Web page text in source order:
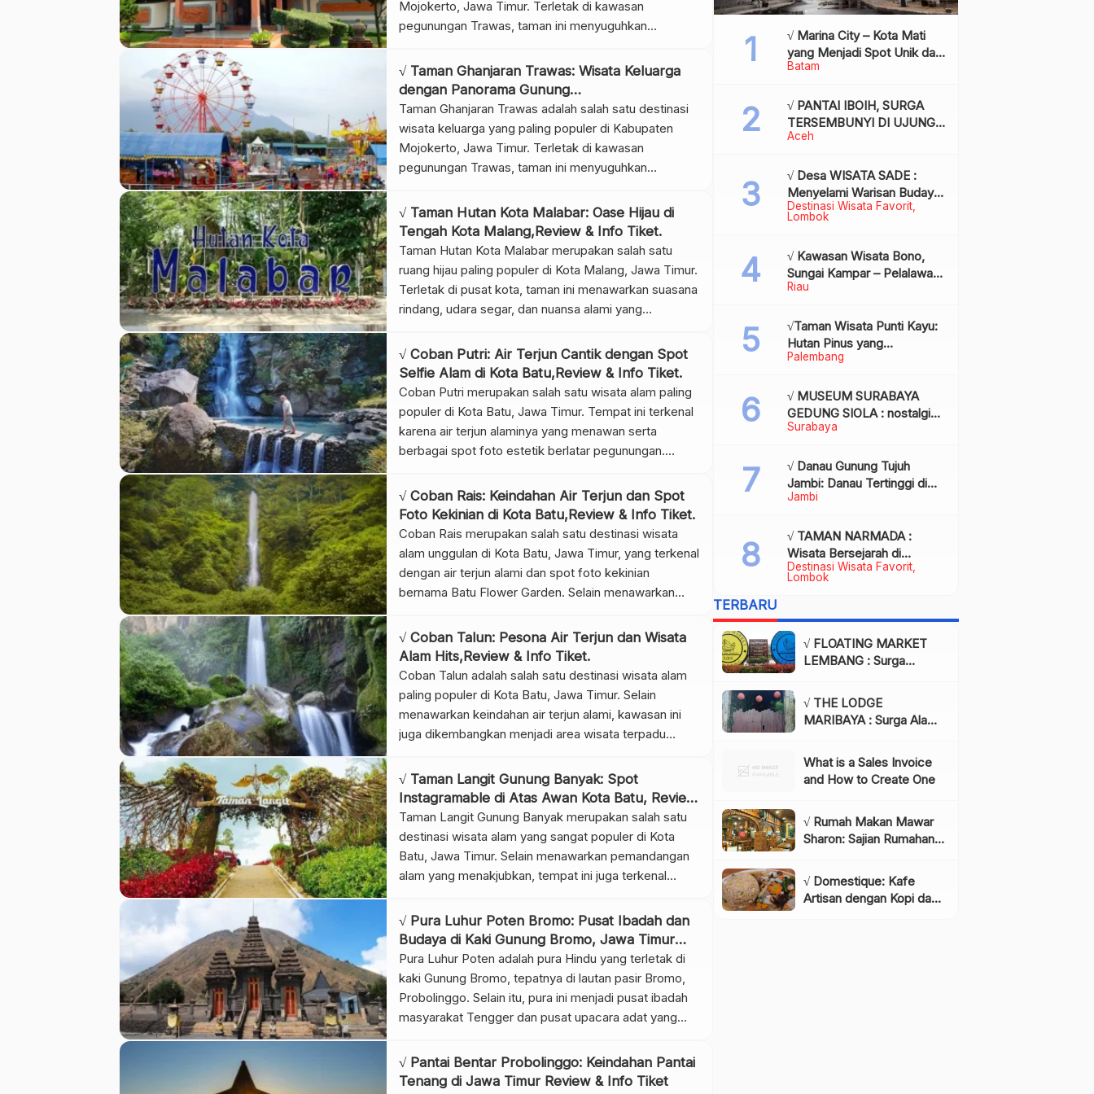
Mojokerto, Jawa Timur. Terletak di kawasan
pegunungan Trawas, taman ini menyuguhkan
segar, dan berbagai wahana rekreasi yang
menyenangkan. Selain itu, pengunjung juga akan
disambut oleh panorama Gunung Penanggungan dan
Gunung Welirang yang tampak megah di […]
√ Taman Ghanjaran Trawas: Wisata Keluarga
dengan Panorama Gunung
Penanggungan,Review & Info Tiket
Taman Ghanjaran Trawas adalah salah satu destinasi
wisata keluarga yang paling populer di Kabupaten
Mojokerto, Jawa Timur. Terletak di kawasan
pegunungan Trawas, taman ini menyuguhkan
segar, dan berbagai wahana rekreasi yang
menyenangkan. Selain itu, pengunjung juga akan
disambut oleh panorama Gunung Penanggungan dan
Gunung Welirang yang tampak megah di […]
√ Taman Hutan Kota Malabar: Oase Hijau di
Tengah Kota Malang,Review & Info Tiket.
Taman Hutan Kota Malabar merupakan salah satu
ruang hijau paling populer di Kota Malang, Jawa Timur.
Terletak di pusat kota, taman ini menawarkan suasana
rindang, udara segar, dan nuansa alami yang
tempat favorit bagi warga untuk berolahraga,
bersantai, atau sekadar menikmati udara pagi.
Menariknya, meskipun berada di tengah […]
√ Coban Putri: Air Terjun Cantik dengan Spot
Selfie Alam di Kota Batu,Review & Info Tiket.
Coban Putri merupakan salah satu wisata alam paling
populer di Kota Batu, Jawa Timur. Tempat ini terkenal
karena air terjun alaminya yang menawan serta
berbagai spot foto estetik berlatar pegunungan.
Coban Putri menawarkan suasana tenang, udara
sejuk, dan panorama hijau yang menenangkan. Selain
itu, keindahan alamnya berpadu dengan […]
√ Coban Rais: Keindahan Air Terjun dan Spot
Foto Kekinian di Kota Batu,Review & Info Tiket.
Coban Rais merupakan salah satu destinasi wisata
alam unggulan di Kota Batu, Jawa Timur, yang terkenal
dengan air terjun alami dan spot foto kekinian
bernama Batu Flower Garden. Selain menawarkan
tempat favorit bagi wisatawan yang gemar
berpetualang dan berfoto. Tidak hanya itu, suasana
sejuk khas pegunungan dan panorama […]
√ Coban Talun: Pesona Air Terjun dan Wisata
Alam Hits,Review & Info Tiket.
Coban Talun adalah salah satu destinasi wisata alam
paling populer di Kota Batu, Jawa Timur. Selain
menawarkan keindahan air terjun alami, kawasan ini
juga dikembangkan menjadi area wisata terpadu
berbentuk dome atau apache camp. Tidak hanya itu,
udara sejuk khas pegunungan dan suasana hutan
pinus yang asri […]
√ Taman Langit Gunung Banyak: Spot
Instagramable di Atas Awan Kota Batu, Review
& Info Tiket.
Taman Langit Gunung Banyak merupakan salah satu
destinasi wisata alam yang sangat populer di Kota
Batu, Jawa Timur. Selain menawarkan pemandangan
alam yang menakjubkan, tempat ini juga terkenal
membawa pengunjung berada di atas awan. Tidak
hanya itu, lokasinya yang berada di dataran tinggi
membuat udara di kawasan ini […]
√ Pura Luhur Poten Bromo: Pusat Ibadah dan
Budaya di Kaki Gunung Bromo, Jawa Timur
Review & Info Tiket Facebook Twitter
Whatsapp Pinterest
Pura Luhur Poten adalah pura Hindu yang terletak di
kaki Gunung Bromo, tepatnya di lautan pasir Bromo,
Probolinggo. Selain itu, pura ini menjadi pusat ibadah
masyarakat Tengger dan pusat upacara adat yang
kombinasi unik antara spiritualitas, budaya, dan
keindahan alam pegunungan. Tidak hanya itu,
√ Pantai Bentar Probolinggo: Keindahan Pantai
Tenang di Jawa Timur Review & Info Tiket
Batam
√ Marina City – Kota Mati
yang Menjadi Spot Unik dan
Bersejarah di Batam,
Aceh
√ PANTAI IBOIH, SURGA
TERSEMBUNYI DI UJUNG
BARAT INDONESIA
Destinasi Wisata Favorit
Lombok
√ Desa WISATA SADE :
Menyelami Warisan Budaya
Suku Sasak di Jantung
Riau
√ Kawasan Wisata Bono,
Sungai Kampar – Pelalawan:
Fenomena Ombak di
Mendunia, Review & Info
Palembang
√Taman Wisata Punti Kayu:
Hutan Pinus yang
Menyegarkan di Tengah
Surabaya
√ MUSEUM SURABAYA
GEDUNG SIOLA : nostalgia
dalam balutan modernitas di
Review & Info
Jambi
√ Danau Gunung Tujuh
Jambi: Danau Tertinggi di
Asia Tenggara, Tiket, Rute,
Destinasi Wisata Favorit
Lombok
√ TAMAN NARMADA :
Wisata Bersejarah di
Lombok yang Memukau
TERBARU
√ FLOATING MARKET
LEMBANG : Surga
di Bandung yang Wajib
Dikunjungi, Info & Harga
Tiket
√ THE LODGE
MARIBAYA : Surga Alam
Lembang yang Wajib
Dikunjungi!, Info & Harga
Tiket
What is a Sales Invoice
and How to Create One
√ Rumah Makan Mawar
Sharon: Sajian Rumahan
Menggugah Selera,
Review & Info Lengkap
√ Domestique: Kafe
Artisan dengan Kopi dan